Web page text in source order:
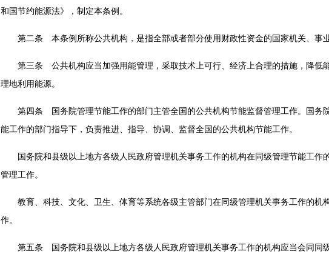
和国节约能源法》，制定本条例。
第二条 本条例所称公共机构，是指全部或者部分使用财政性资金的国家机关、事业
第三条 公共机构应当加强用能管理，采取技术上可行、经济上合理的措施，降低
理地利用能源。
第四条 国务院管理节能工作的部门主管全国的公共机构节能监督管理工作。国务
能工作的部门指导下，负责推进、指导、协调、监督全国的公共机构节能工作。
国务院和县级以上地方各级人民政府管理机关事务工作的机构在同级管理节能工作
管理工作。
教育、科技、文化、卫生、体育等系统各级主管部门在同级管理机关事务工作的机
作。
第五条 国务院和县级以上地方各级人民政府管理机关事务工作的机构应当会同同